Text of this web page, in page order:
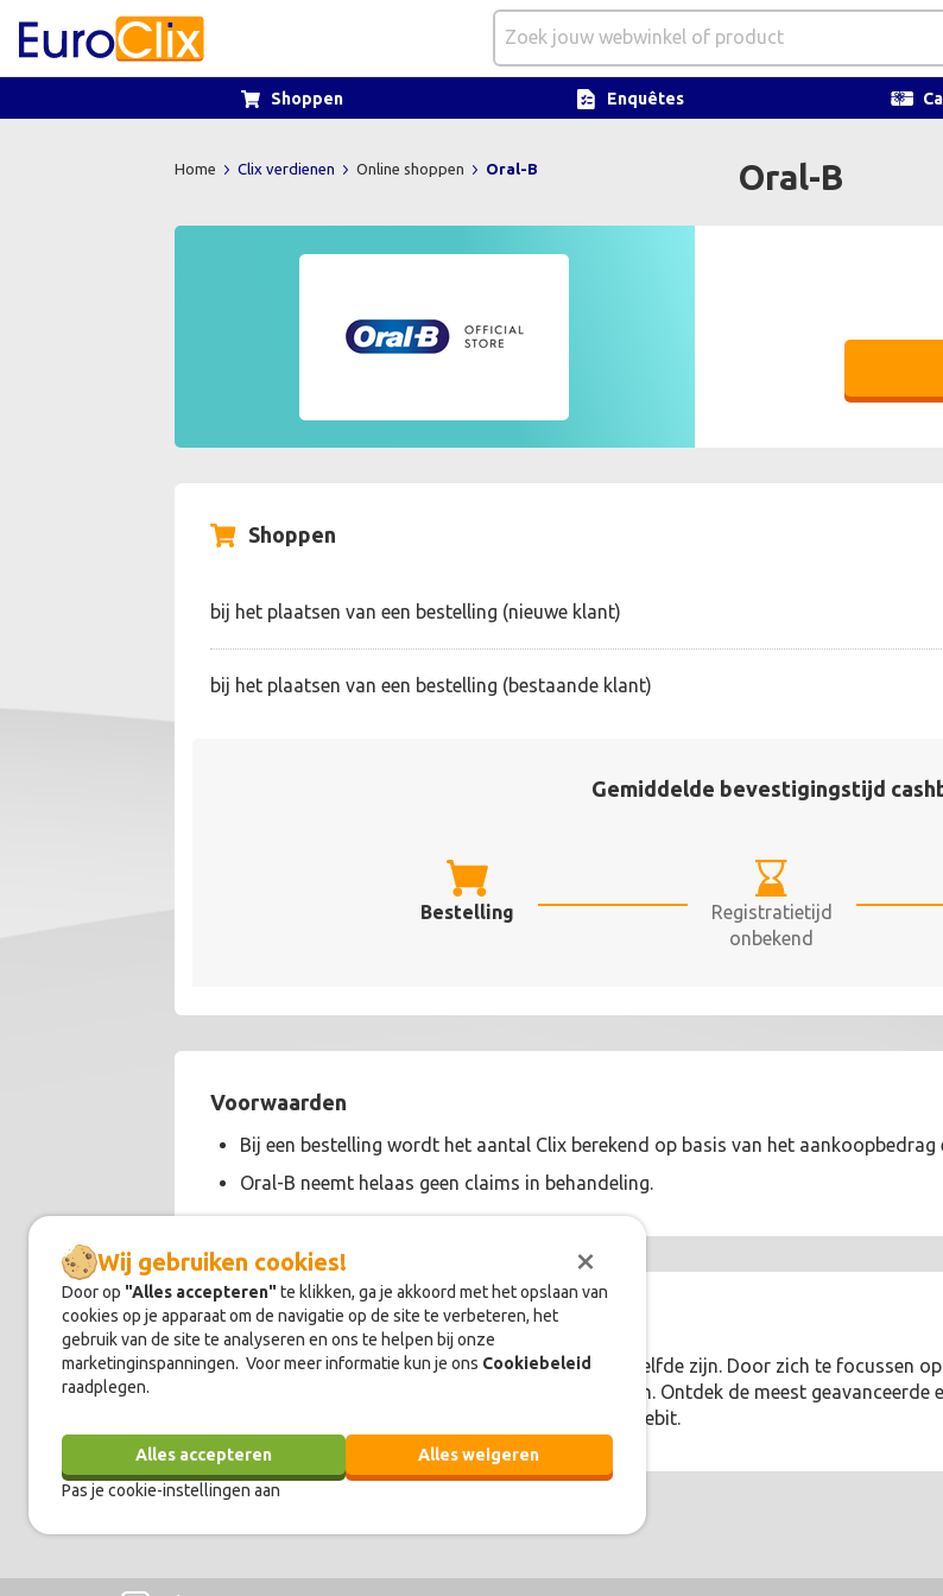
Shoppen Enquêtes
×
Wij gebruiken cookies!
Door op "Alles accepteren"te klikken, ga je akkoord met het opslaan van
cookies op je apparaat om de navigatie op de site te verbeteren, het
gebruik van de site te analyseren en ons te helpen bij onze
marketinginspanningen. Voor meer informatie kun je ons Cookiebeleid
raadplegen.
Alles accepteren
Alles weigeren
Pas je cookie-instellingen aan
Home Clix verdienen Online shoppen Oral-B Oral-B
Shoppen
bij het plaatsen van een bestelling (nieuwe klant)
bij het plaatsen van een bestelling (bestaande klant)
Gemiddelde bevestigingstijd
Bestelling
Registratietijd
onbekend
Voorwaarden
Bij een bestelling wordt het aantal Clix berekend op basis van het
Oral-B neemt helaas geen claims in behandeling.
OverOral-B
Bij Oral-B begrijpen ze dat geen twee monden hetzelfde zijn. Door zich te focussen
helpen zij je om jouw gebit in topconditie te houden. Ontdek de meest
Voor zowel volwassenen als kinderen én voor elk gebit.